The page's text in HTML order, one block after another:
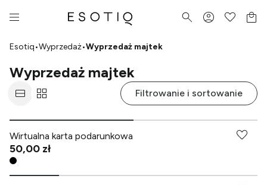
Esotiq•Wyprzedaż•Wyprzedaż majtek
Wyprzedaż majtek
Filtrowanie i sortowanie
Wirtualna karta podarunkowa
50,00 zł